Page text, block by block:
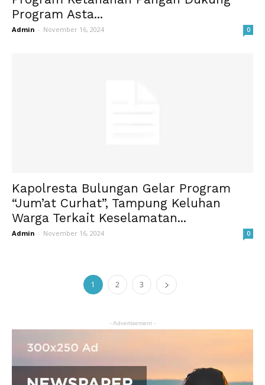
Program Asta...
Admin - November 16, 2024 0
Kapolresta Bulungan Gelar Program
“Jum’at Curhat”, Tampung Keluhan
Warga Terkait Keselamatan...
Admin - November 16, 2024 0
1 2 3
- Advertisement -